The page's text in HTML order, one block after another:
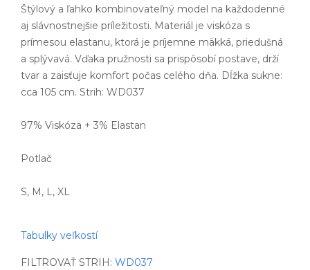
Štýlový a ľahko kombinovateľný model na každodenné
aj slávnostnejšie príležitosti. Materiál je viskóza s
prímesou elastanu, ktorá je príjemne mäkká, priedušná
a splývavá. Vďaka pružnosti sa prispôsobí postave, drží
tvar a zaisťuje komfort počas celého dňa. Dĺžka sukne:
cca 105 cm. Strih: WD037
97% Viskóza + 3% Elastan
Potlač
S, M, L, XL
Tabulky veľkostí
FILTROVAŤ STRIH: WD037